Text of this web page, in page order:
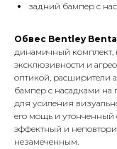
задний бампер с
Обвес Bentley
динамичный комплект,
эксклюзивности и
оптикой, расширители
бампер с насадками на
для усиления
его мощь и утонченный
эффектный и
незамеченным.